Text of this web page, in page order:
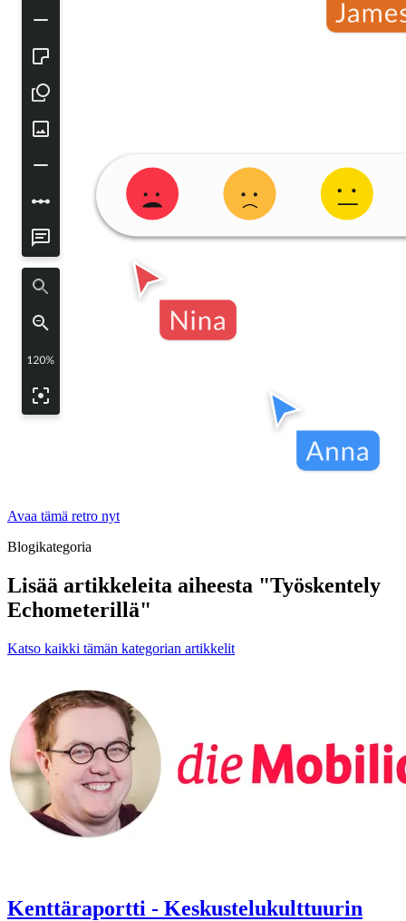
Avaa tämä retro nyt
Blogikategoria
Lisää artikkeleita aiheesta "Työskentely
Echometerillä"
Katso kaikki tämän kategorian artikkelit
Kenttäraportti - Keskustelukulttuurin